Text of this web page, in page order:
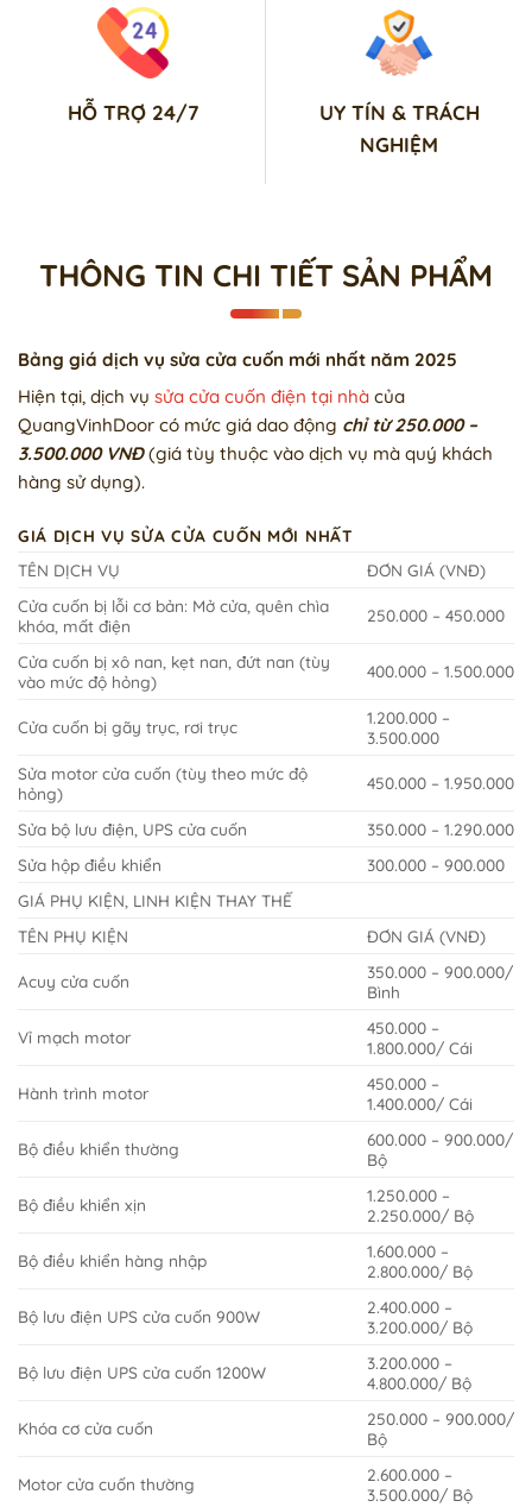
HỖ TRỢ 24/7
UY TÍN & TRÁCH
NGHIỆM
THÔNG TIN CHI TIẾT SẢN PHẨM
Bảng giá dịch vụ sửa cửa cuốn mới nhất năm 2025
Hiện tại, dịch vụ sửa cửa cuốn điện tại nhà của
QuangVinhDoor có mức giá dao động chỉ từ 250.000 –
3.500.000 VNĐ(giá tùy thuộc vào dịch vụ mà quý khách
hàng sử dụng).
GIÁ DỊCH VỤ SỬA CỬA CUỐN MỚI NHẤT
TÊN DỊCH VỤ
ĐƠN GIÁ (VNĐ)
Cửa cuốn bị lỗi cơ bản: Mở cửa, quên chìa
khóa, mất điện
250.000 – 450.000
Cửa cuốn bị xô nan, kẹt nan, đứt nan (tùy
vào mức độ hỏng)
400.000 – 1.500.000
Cửa cuốn bị gãy trục, rơi trục
1.200.000 –
3.500.000
Sửa motor cửa cuốn (tùy theo mức độ
hỏng)
450.000 – 1.950.000
Sửa bộ lưu điện, UPS cửa cuốn
350.000 – 1.290.000
Sửa hộp điều khiển
300.000 – 900.000
GIÁ PHỤ KIỆN, LINH KIỆN THAY THẾ
TÊN PHỤ KIỆN
ĐƠN GIÁ (VNĐ)
Acuy cửa cuốn
350.000 – 900.000/
Bình
Vỉ mạch motor
450.000 –
1.800.000/ Cái
Hành trình motor
450.000 –
1.400.000/ Cái
Bộ điều khiển thường
600.000 – 900.000/
Bộ
Bộ điều khiển xịn
1.250.000 –
2.250.000/ Bộ
Bộ điều khiển hàng nhập
1.600.000 –
2.800.000/ Bộ
Bộ lưu điện UPS cửa cuốn 900W
2.400.000 –
3.200.000/ Bộ
Bộ lưu điện UPS cửa cuốn 1200W
3.200.000 –
4.800.000/ Bộ
Khóa cơ cửa cuốn
250.000 – 900.000/
Bộ
Motor cửa cuốn thường
2.600.000 –
3.500.000/ Bộ